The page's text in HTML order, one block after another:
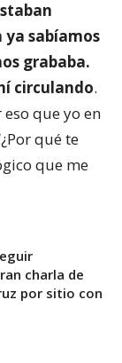
sabíamos
grababa.
circulando.
que yo en
qué te
que me
charla de
por sitio con